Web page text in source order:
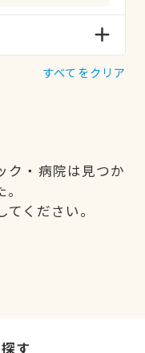
すべてをクリア
ク・病院は見つか
ください。
す